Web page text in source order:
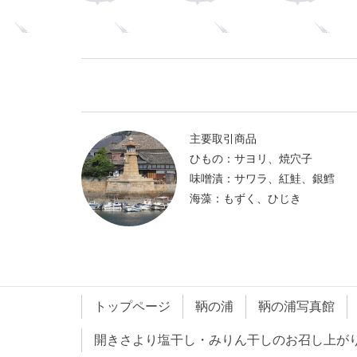
主要取引商品
ひもの：サヨリ、焼穴子
味噌漬：サワラ、紅鮭、銀鱈
海藻：もずく、ひじき
トップページ 鞆の浦 鞆の浦写真館
開きさより塩干し・みりん干しのお召し上が